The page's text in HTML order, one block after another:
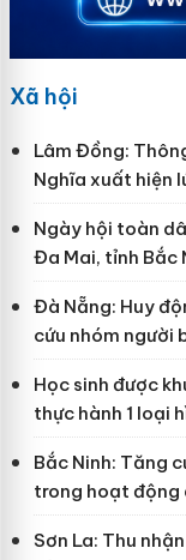
Xã hội
Lâm Đồng:
Nghĩa xuất hiện
Ngày hội toàn
Đa Mai, tỉnh Bắc
Đà Nẵng: Huy
cứu nhóm người
Học sinh được
thực hành 1 loại
Bắc Ninh: Tăng
trong hoạt động
Sơn La: Thu